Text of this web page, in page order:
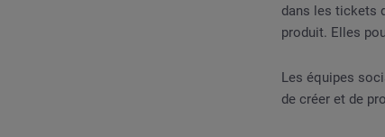
dans les tickets
produit. Elles
Les équipes
de créer et de